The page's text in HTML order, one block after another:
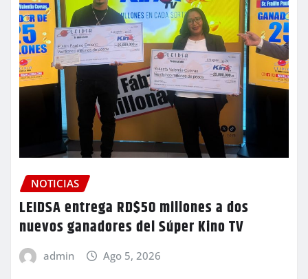
NOTICIAS
LEIDSA entrega RD$50 millones a dos
nuevos ganadores del Súper Kino TV
admin Ago 5, 2026